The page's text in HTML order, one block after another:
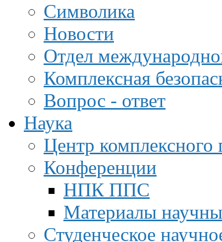
Символика
Новости
Отдел
Комплексная
Вопрос - ответ
Наука
Центр
Конференции
НПК ППС
Материалы
Студенческое